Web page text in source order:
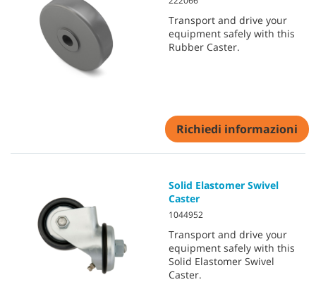
Transport and drive your
equipment safely with this
Rubber Caster.
Richiedi informazioni
Solid Elastomer Swivel
Caster
1044952
Transport and drive your
equipment safely with this
Solid Elastomer Swivel
Caster.